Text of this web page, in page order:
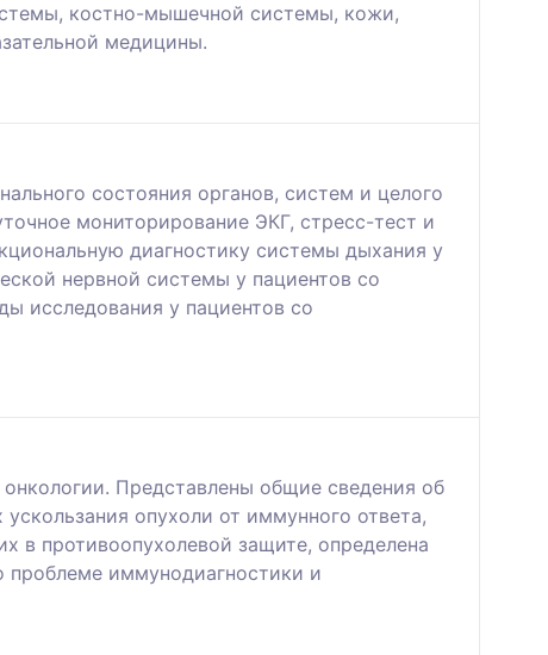
костно-мышечной системы, кожи,
медицины.
состояния органов, систем и целого
мониторирование ЭКГ, стресс-тест и
диагностику системы дыхания у
нервной системы у пациентов со
исследования у пациентов со
Представлены общие сведения об
опухоли от иммунного ответа,
в противоопухолевой защите, определена
проблеме иммунодиагностики и